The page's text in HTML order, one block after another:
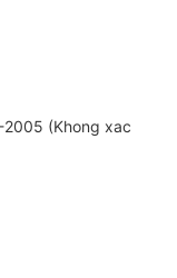
(Khong xac